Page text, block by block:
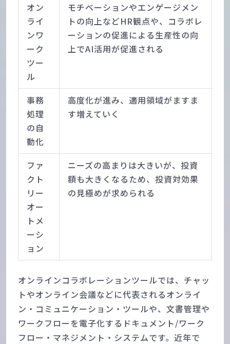
オン
ライ
ンワ
ーク
ツー
ル
モチベーションやエンゲージメン
トの向上などHR観点や、コラボレ
ーションの促進による生産性の向
上でAI活用が促進される
事務
処理
の自
動化
高度化が進み、適用領域がますま
す増えていく
ファ
クト
リー
オー
トメ
ーシ
ョン
ニーズの高まりは大きいが、投資
額も大きくなるため、投資対効果
の見極めが求められる
オンラインコラボレーションツールでは、チャッ
トやオンライン会議などに代表されるオンライ
ン・コミュニケーション・ツールや、文書管理や
ワークフローを電子化するドキュメント/ワーク
フロー・マネジメント・システムです。近年で